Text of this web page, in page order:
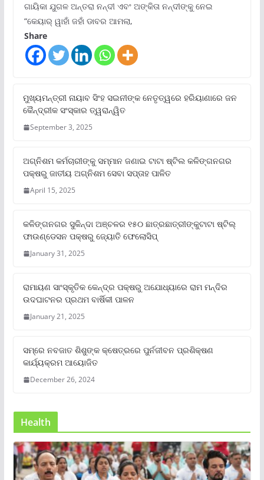
ଗାୟିକା ଯୁଗଳ ଅନ୍ତରା ନନ୍ଦୀ ଏବଂ ଅଙ୍କିତା ନନ୍ଦୀଙ୍କୁ ନେଇ
“କେୟାର୍ ୱାହାଁ ଜହାଁ ଡାବର ଆମଲା,
Share
ମୁଖ୍ୟମନ୍ତ୍ରୀ ନାୟାବ ସିଂହ ସଇନୀଙ୍କ ନେତୃତ୍ୱରେ ହରିୟାଣାରେ ଜନ
କୈନ୍ଦ୍ରୀକ ସଂସ୍କାର ତ୍ୱରାନ୍ୱିତ
September 3, 2025
ଅଗ୍ନିଶମ କର୍ମଚାରୀଙ୍କୁ ସମ୍ମାନ ଜଣାଇ ଟାଟା ଷ୍ଟିଲ କଳିଙ୍ଗନଗର
ପକ୍ଷରୁ ଜାତୀୟ ଅଗ୍ନିଶମ ସେବା ସପ୍ତାହ ପାଳିତ
April 15, 2025
କଳିଙ୍ଗନଗର ସୁକିନ୍ଦା ଅଞ୍ଚଳର ୧୫୦ ଛାତ୍ରଛାତ୍ରୀଙ୍କୁଟାଟା ଷ୍ଟିଲ୍
ଫାଉଣ୍ଡେସନ ପକ୍ଷରୁ ଜ୍ୟୋତି ଫେଲୋସିପ୍‌
January 31, 2025
ରାମାୟଣ ସାଂସ୍କୃତିକ କେନ୍ଦ୍ର ପକ୍ଷରୁ ଅଯୋଧ୍ୟାରେ ରାମ ମନ୍ଦିର
ଉଦଘାଟନର ପ୍ରଥମ ବାର୍ଷିକୀ ପାଳନ
January 21, 2025
ସମ୍‌ରେ ନବଜାତ ଶିଶୁଙ୍କ କ୍ଷେତ୍ରରେ ପୁର୍ନଜୀବନ ପ୍ରଶିକ୍ଷଣ
କାର୍ଯ୍ୟକ୍ରମ ଆୟୋଜିତ
December 26, 2024
Health